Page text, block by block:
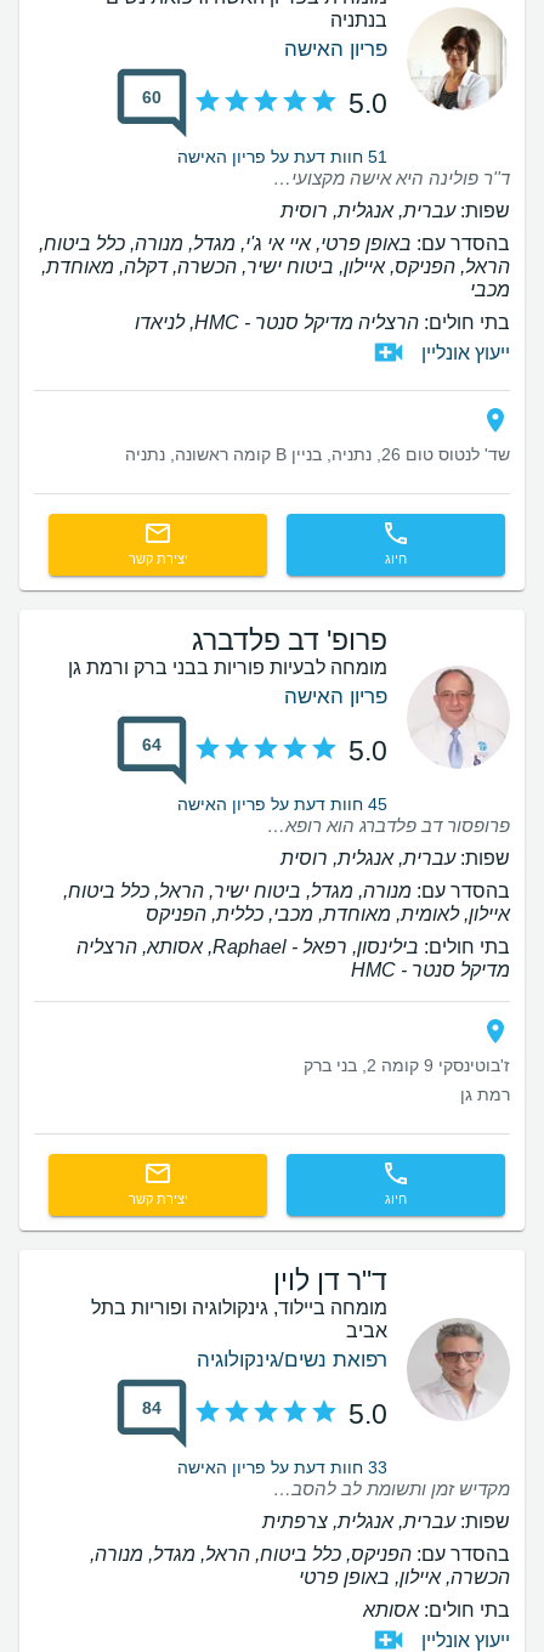
בנתניה
פריון האישה
5.0
60
51 חוות דעת על פריון האישה
ד''ר פולינה היא אישה מקצועית, נחמדה ואינטליגנטית! רק בזכותה יש לנו בן האהוב! תמיד נעים לבוא עליה!
שפות:עברית, אנגלית, רוסית
בהסדר עם: באופן פרטי, איי אי ג'י, מגדל, מנורה, כלל ביטוח,
הראל, הפניקס, איילון, ביטוח ישיר, הכשרה, דקלה, מאוחדת,
מכבי
בתי חולים: הרצליה מדיקל סנטר - HMC, לניאדו
ייעוץ אונליין
שד' לנטוס טום 26, נתניה, בניין B קומה ראשונה, נתניה
חיוג יצירת קשר
פרופ' דב פלדברג
מומחה לבעיות פוריות בבני ברק ורמת גן
פריון האישה
5.0
64
45 חוות דעת על פריון האישה
פרופסור דב פלדברג הוא רופא מעולה, תומך, נותן יחס אישי ומלווה בצורה מקצועית את כל שלבי ההיריון באופן אישי לנו עזר גם בטיפולי פוריות, נקלטנו תוך סבב אחד עם היריון ממליצה בחום בחום!!!
שפות:עברית, אנגלית, רוסית
בהסדר עם: מנורה, מגדל, ביטוח ישיר, הראל, כלל ביטוח,
איילון, לאומית, מאוחדת, מכבי, כללית, הפניקס
בתי חולים:
בילינסון, רפאל - Raphael, אסותא, הרצליה
מדיקל סנטר - HMC
ז'בוטינסקי 9 קומה 2, בני ברק
רמת גן
חיוג יצירת קשר
ד"ר דן לוין
מומחה ביילוד, גינקולוגיה ופוריות בתל
אביב
רפואת נשים/גינקולוגיה
5.0
84
33 חוות דעת על פריון האישה
מקדיש זמן ותשומת לב להסברים ושאלות שזה די נדיר בימינו
שפות:עברית, אנגלית, צרפתית
בהסדר עם: הפניקס, כלל ביטוח, הראל, מגדל, מנורה,
הכשרה, איילון, באופן פרטי
בתי חולים:אסותא
ייעוץ אונליין